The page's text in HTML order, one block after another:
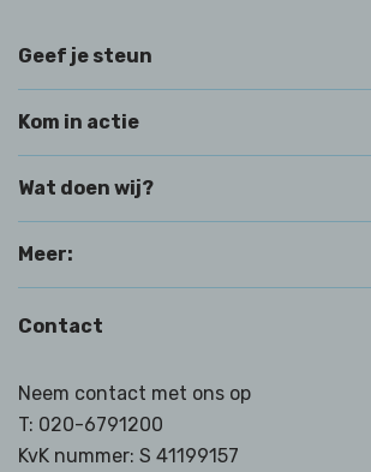
Geef je steun
Kom in actie
Wat doen wij?
Meer:
Contact
Neem contact met ons op
T: 020-6791200
KvK nummer: S 41199157